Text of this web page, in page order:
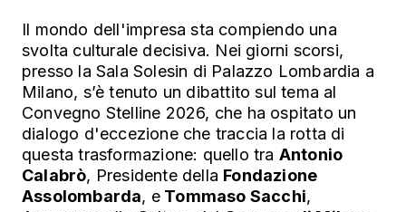
Il mondo dell'impresa sta compiendo una
svolta culturale decisiva. Nei giorni scorsi,
presso la Sala Solesin di Palazzo Lombardia a
Milano, s’è tenuto un dibattito sul tema al
Convegno Stelline 2026, che ha ospitato un
dialogo d'eccezione che traccia la rotta di
questa trasformazione: quello tra Antonio
Calabrò, Presidente della Fondazione
Assolombarda, e Tommaso Sacchi,